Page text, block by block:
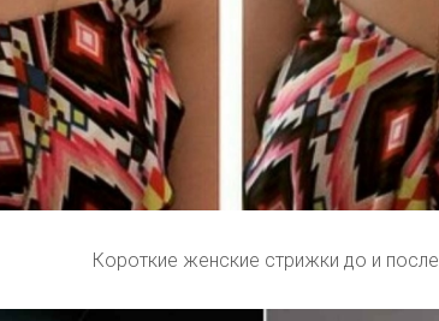
Короткие женские стрижки до и после